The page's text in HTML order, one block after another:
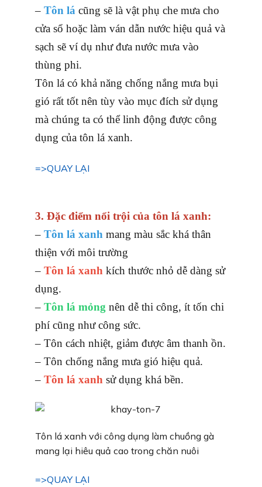
– Tôn lá cũng sẽ là vật phụ che mưa cho
cửa sổ hoặc làm ván dẫn nước hiệu quả và
sạch sẽ ví dụ như đưa nước mưa vào
thùng phi.
Tôn lá có khả năng chống nắng mưa bụi
gió rất tốt nên tùy vào mục đích sử dụng
mà chúng ta có thể linh động được công
dụng của tôn lá xanh.
=>QUAY LẠI
3. Đặc điểm nổi trội của tôn lá xanh:
– Tôn lá xanh mang màu sắc khá thân
thiện với môi trường
– Tôn lá xanh kích thước nhỏ dễ dàng sử
dụng.
– Tôn lá mỏng nên dễ thi công, ít tốn chi
phí cũng như công sức.
– Tôn cách nhiệt, giảm được âm thanh ồn.
– Tôn chống nắng mưa gió hiệu quả.
– Tôn lá xanh sử dụng khá bền.
Tôn lá xanh với công dụng làm chuồng gà
mang lại hiêu quả cao trong chăn nuôi
=>QUAY LẠI